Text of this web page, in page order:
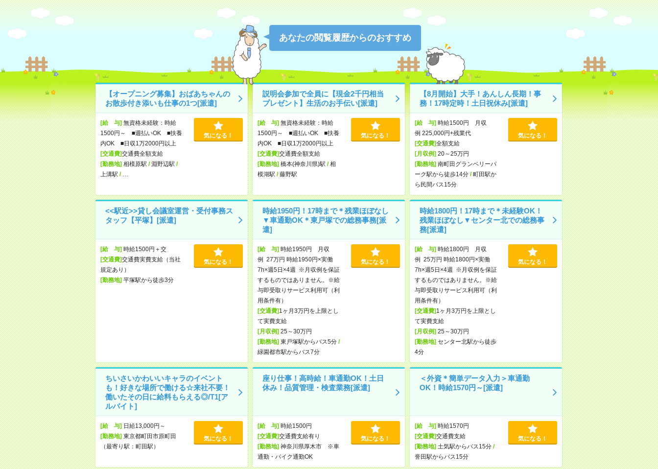
あなたの閲覧履歴からのおすすめ
【オープニング募集】おばあちゃんの
お散歩付き添いも仕事の1つ[派遣]
[給 与]無資格未経験：時給
1500円～ ■週払いOK ■扶養
内OK ■日収1万2000円以上
[交通費]交通費全額支給
[勤務地]相模原駅 /淵野辺駅 /
上溝駅 /
気になる！
説明会参加で全員に【現金2千円相当
プレゼント】生活のお手伝い[派遣]
[給 与]無資格未経験：時給
1500円～ ■週払いOK ■扶養
内OK ■日収1万2000円以上
[交通費]交通費全額支給
[勤務地]橋本(神奈川県)駅 /相
模湖駅 /藤野駅
気になる！
【8月開始】大手！あんしん長期！事
務！17時定時！土日祝休み[派遣]
[給 与]時給1500円 月収
例 225,000円+残業代
[交通費]全額支給
[月収例]20～25万円
[勤務地]南町田グランベリーパ
ーク駅から徒歩14分/町田駅か
ら民間バス15分
気になる！
<<駅近>>貸し会議室運営・受付事務ス
タッフ【平塚】[派遣]
[給 与]時給1500円＋交
[交通費]交通費実費支給（当社
規定あり）
[勤務地]平塚駅から徒歩3分
気になる！
時給1950円！17時まで＊残業ほぼなし
▼車通勤OK＊東戸塚での総務事務[派
遣]
[給 与]時給1950円 月収
例 27万円 時給1950円×実働
7h×週5日×4週 ※月収例を保証
するものではありません。※給
与即受取りサービス利用可（利
用条件有）
[交通費]1ヶ月3万円を上限とし
て実費支給
[月収例]25～30万円
[勤務地]東戸塚駅からバス5分/
緑園都市駅からバス7分
気になる！
時給1800円！17時まで＊未経験OK！
残業ほぼなし▼センター北での総務事
務[派遣]
[給 与]時給1800円 月収
例 25万円 時給1800円×実働
7h×週5日×4週 ※月収例を保証
するものではありません。※給
与即受取りサービス利用可（利
用条件有）
[交通費]1ヶ月3万円を上限とし
て実費支給
[月収例]25～30万円
[勤務地]センター北駅から徒歩
4分
気になる！
ちいさいかわいいキャラのイベント
も！好きな場所で働ける☆来社不要！
働いたその日に給料もらえる◎/T1[ア
ルバイト]
[給 与]日給13,000円～
[勤務地]東京都町田市原町田
（最寄り駅：町田駅）
気になる！
座り仕事！高時給！車通勤OK！土日
休み！品質管理・検査業務[派遣]
[給 与]時給1500円
[交通費]交通費支給有り
[勤務地]神奈川県厚木市 ※車
通勤・バイク通勤OK
気になる！
＜外資＊簡単データ入力＞車通勤
OK！時給1570円～[派遣]
[給 与]時給1570円
[交通費]交通費支給
[勤務地]土気駅からバス15分/
誉田駅からバス15分
気になる！